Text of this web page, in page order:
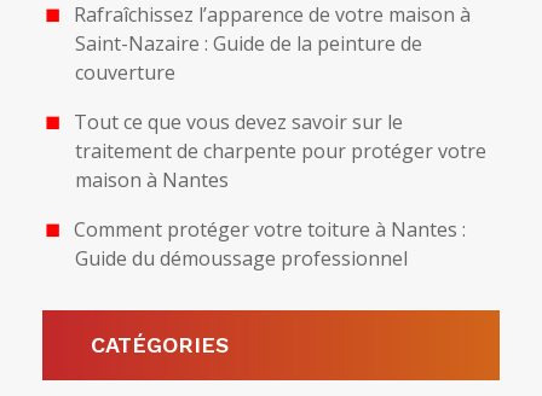
Rafraîchissez l’apparence de votre maison à
Saint-Nazaire : Guide de la peinture de
couverture
Tout ce que vous devez savoir sur le
traitement de charpente pour protéger votre
maison à Nantes
Comment protéger votre toiture à Nantes :
Guide du démoussage professionnel
CATÉGORIES